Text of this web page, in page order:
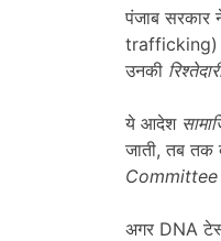
पंजाब सरकार
trafficking)
उनकी
ये आदेश
जाती, तब तक
Committee
अगर DNA